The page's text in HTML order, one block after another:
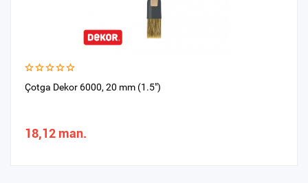
Çotga Dekor 6000, 20 mm (1.5")
18,12 man.